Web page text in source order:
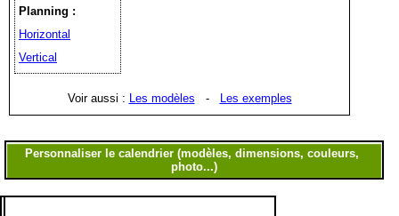
Planning :
Horizontal
Vertical
Voir aussi : Les modèles - Les exemples